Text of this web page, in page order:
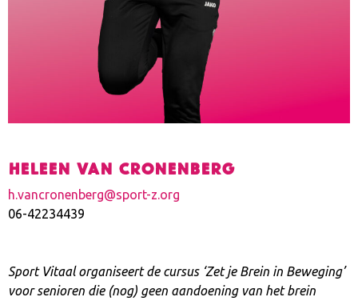
Heleen van Cronenberg
h.vancronenberg@sport-z.org
06-42234439
Sport Vitaal organiseert de cursus ‘Zet je Brein in Beweging’
voor senioren die (nog) geen aandoening van het brein